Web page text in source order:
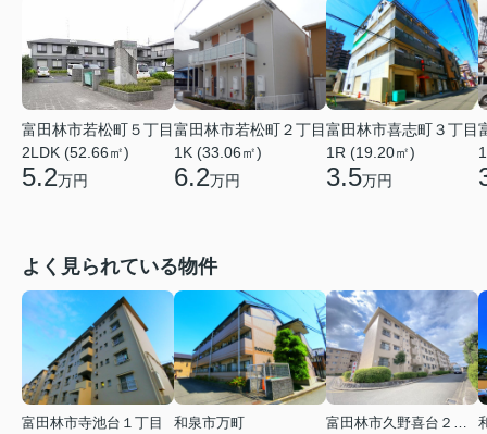
富田林市若松町５丁目
2LDK (52.66㎡)
5.2万円
富田林市若松町２丁目
1K (33.06㎡)
6.2万円
富田林市喜志町３丁目
1R (19.20㎡)
3.5万円
よく見られている物件
富田林市寺池台１丁目
和泉市万町
富田林市久野喜台２丁目